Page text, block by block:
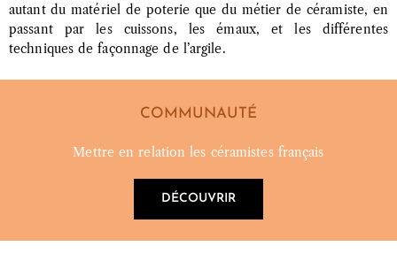
autant du matériel de poterie que du métier de céramiste, en
passant par les cuissons, les émaux, et les différentes
techniques de façonnage de l’argile.
COMMUNAUTÉ
Mettre en relation les céramistes français
DÉCOUVRIR